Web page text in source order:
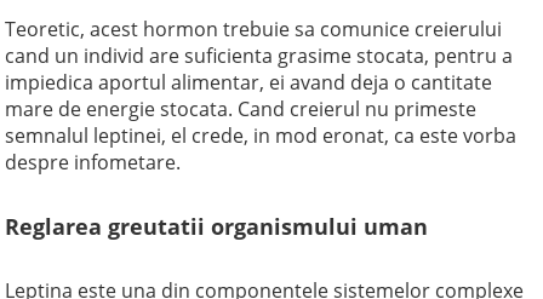
Teoretic, acest hormon trebuie sa comunice creierului
cand un individ are suficienta grasime stocata, pentru a
impiedica aportul alimentar, ei avand deja o cantitate
mare de energie stocata. Cand creierul nu primeste
semnalul leptinei, el crede, in mod eronat, ca este vorba
despre infometare.
Reglarea greutatii organismului uman
Leptina este una din componentele sistemelor complexe